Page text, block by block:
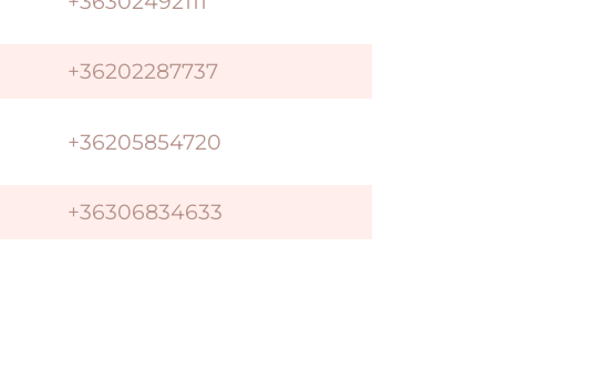
+36202287737
+36205854720
+36306834633